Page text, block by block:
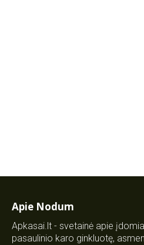
Apie Nodum
Apkasai.lt - svetainė apie
pasaulinio karo ginkluotę,